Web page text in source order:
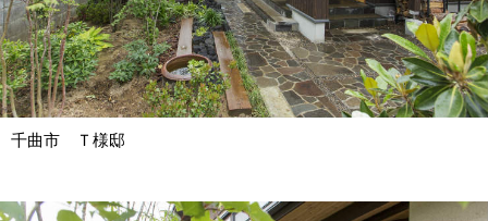
千曲市 Ｔ様邸